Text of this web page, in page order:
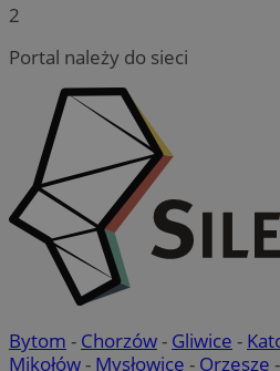
2
Portal należy do sieci
Bytom - Chorzów- Gliwice -
Mikołów- Mysłowice - Orzesze -